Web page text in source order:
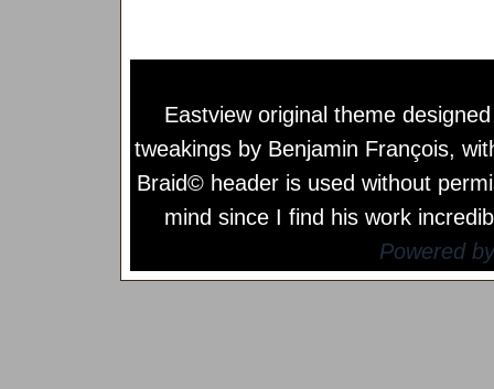
Eastview original theme
tweakings by Benjamin François,
Braid© header is used without
mind since I find his work
Powered